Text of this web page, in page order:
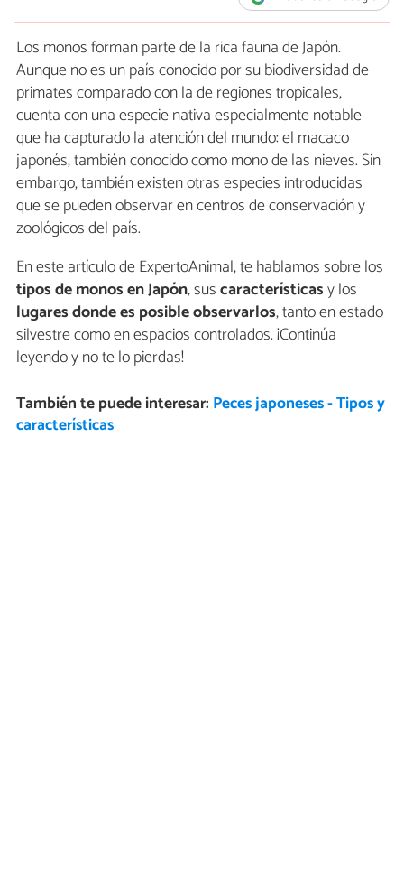
Los monos forman parte de la rica fauna de Japón.
Aunque no es un país conocido por su biodiversidad de
primates comparado con la de regiones tropicales,
cuenta con una especie nativa especialmente notable
que ha capturado la atención del mundo: el macaco
japonés, también conocido como mono de las nieves. Sin
embargo, también existen otras especies introducidas
que se pueden observar en centros de conservación y
zoológicos del país.
En este artículo de ExpertoAnimal, te hablamos sobre los
tipos de monos en Japón, suscaracterísticasy los
lugares donde es posible observarlos, tanto en estado
silvestre como en espacios controlados. ¡Continúa
leyendo y no te lo pierdas!
También te puede interesar: Peces japoneses - Tipos y
características